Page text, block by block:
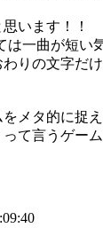
います！！
は一曲が短い
りの文字だ
メタ的に捉
て言うゲー